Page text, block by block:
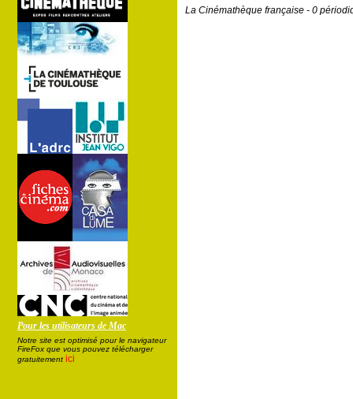
Pour les utilisateurs de Mac
Notre site est optimisé pour le navigateur
FireFox que vous pouvez télécharger
gratuitement ici
La Cinémathèque française - 0